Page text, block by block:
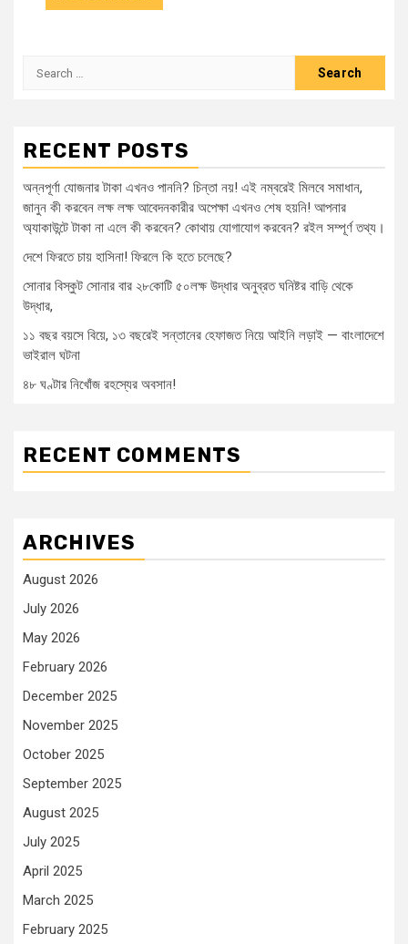
Search
RECENT POSTS
অন্নপূর্ণা যোজনার টাকা এখনও পাননি? চিন্তা নয়! এই নম্বরেই মিলবে সমাধান,
জানুন কী করবেন লক্ষ লক্ষ আবেদনকারীর অপেক্ষা এখনও শেষ হয়নি! আপনার
অ্যাকাউন্টে টাকা না এলে কী করবেন? কোথায় যোগাযোগ করবেন? রইল সম্পূর্ণ তথ্য।
দেশে ফিরতে চায় হাসিনা! ফিরলে কি হতে চলেছে?
সোনার বিস্কুট সোনার বার ২৮কোটি ৫০লক্ষ উদ্ধার অনুব্রত ঘনিষ্টর বাড়ি থেকে
উদ্ধার,
১১ বছর বয়সে বিয়ে, ১৩ বছরেই সন্তানের হেফাজত নিয়ে আইনি লড়াই — বাংলাদেশে
ভাইরাল ঘটনা
৪৮ ঘণ্টার নিখোঁজ রহস্যের অবসান!
RECENT COMMENTS
ARCHIVES
August 2026
July 2026
May 2026
February 2026
December 2025
November 2025
October 2025
September 2025
August 2025
July 2025
April 2025
March 2025
February 2025